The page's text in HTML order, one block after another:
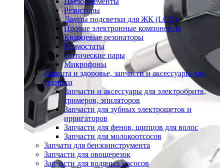
Резисторы
Лампы подсветки для ЖК (LCD)
Прочие электронные компоненты
Кварцевые резонаторы
Термостаты
Оптические пары
Микрофоны
Красота и здоровье, запчасти и аксессуары для
техники
Запчасти и аксессуары для электробритв,
тримеров, эпиляторов
Запчасти для зубных электрощеток и
ирригаторов
Запчасти для фенов, щипцов для волос
Запчасти для молокоотсосов
Запчати для бензоинструмента
Запчасти для овощерезок
Запчасти для водяных насосов